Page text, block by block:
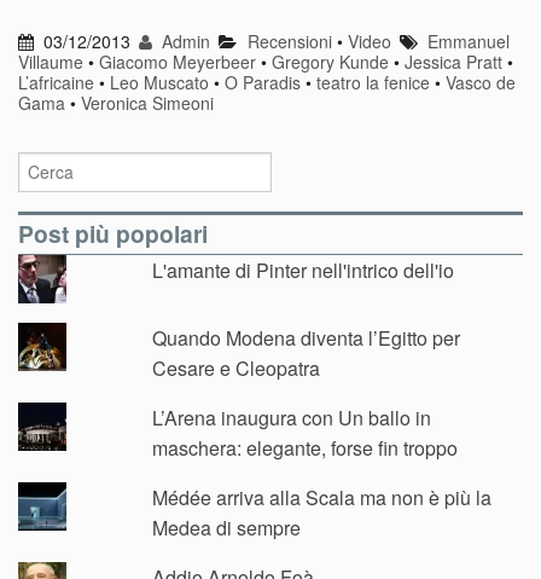
03/12/2013 Admin Recensioni• Video
Emmanuel
Villaume • Giacomo Meyerbeer • Gregory Kunde • Jessica Pratt •
L’africaine • Leo Muscato • O Paradis • teatro la fenice • Vasco de
Gama • Veronica Simeoni
Post più popolari
L'amante di Pinter nell'intrico dell'io
Quando Modena diventa l’Egitto per
Cesare e Cleopatra
L’Arena inaugura con Un ballo in
maschera: elegante, forse fin troppo
Médée arriva alla Scala ma non è più la
Medea di sempre